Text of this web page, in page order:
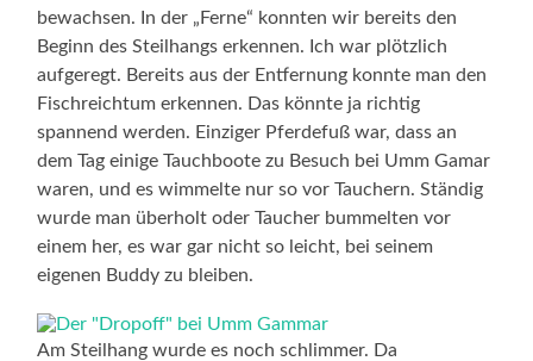
bewachsen. In der „Ferne“ konnten wir bereits den
Beginn des Steilhangs erkennen. Ich war plötzlich
aufgeregt. Bereits aus der Entfernung konnte man den
Fischreichtum erkennen. Das könnte ja richtig
spannend werden. Einziger Pferdefuß war, dass an
dem Tag einige Tauchboote zu Besuch bei Umm Gamar
waren, und es wimmelte nur so vor Tauchern. Ständig
wurde man überholt oder Taucher bummelten vor
einem her, es war gar nicht so leicht, bei seinem
eigenen Buddy zu bleiben.
Am Steilhang wurde es noch schlimmer. Da